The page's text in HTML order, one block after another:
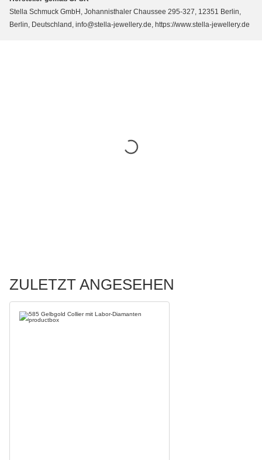
Stella Schmuck GmbH, Johannisthaler Chaussee 295-327, 12351 Berlin,
Berlin, Deutschland, info@stella-jewellery.de, https://www.stella-jewellery.de
ZULETZT ANGESEHEN